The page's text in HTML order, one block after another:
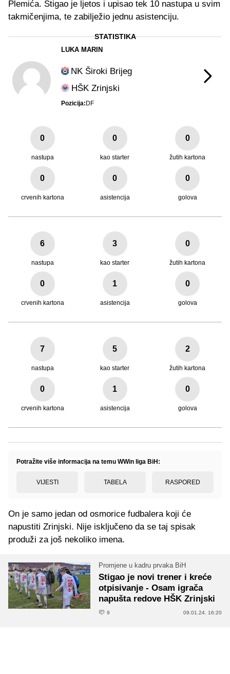
Plemića. Stigao je ljetos i upisao tek 10 nastupa u svim
takmičenjima, te zabilježio jednu asistenciju.
LUKA MARIN
NK Široki Brijeg
HŠK Zrinjski
Pozicija:DF
STATISTIKA
0
nastupa
0
kao starter
0
žutih kartona
0
crvenih kartona
0
asistencija
0
golova
6
nastupa
3
kao starter
0
žutih kartona
0
crvenih kartona
1
asistencija
0
golova
7
nastupa
5
kao starter
2
žutih kartona
0
crvenih kartona
1
asistencija
0
golova
Potražite više informacija na temu WWin liga BiH:
VIJESTI TABELA RASPORED
On je samo jedan od osmorice fudbalera koji će
napustiti Zrinjski. Nije isključeno da se taj spisak
produži za još nekoliko imena.
Promjene u kadru prvaka BiH
Stigao je novi trener i kreće
otpisivanje - Osam igrača
napušta redove HŠK Zrinjski
9 09.01.24. 16:20